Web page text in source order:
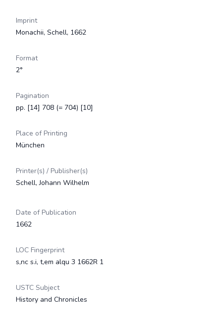
Imprint
Monachii, Schell, 1662
Format
2°
Pagination
pp. [14] 708 (= 704) [10]
Place of Printing
München
Printer(s) / Publisher(s)
Schell, Johann Wilhelm
Date of Publication
1662
LOC Fingerprint
s,nc s.i, t,em alqu 3 1662R 1
USTC Subject
History and Chronicles